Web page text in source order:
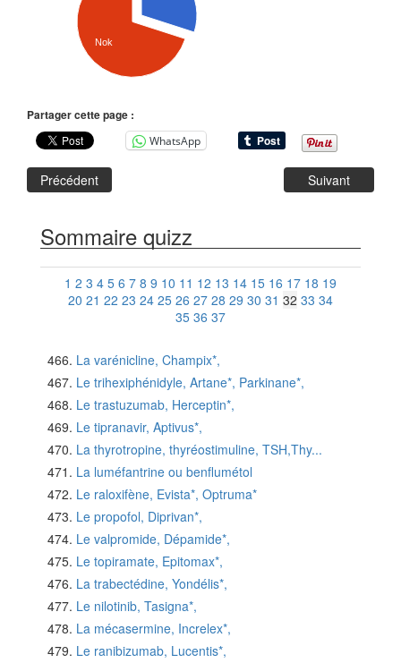
Nok
Partager cette page :
WhatsApp
Précédent Suivant
Sommaire quizz
1 2 3 4 5 6 7 8 9 10 11 12 13 14 15 16 17 18 19
20 21 22 23 24 25 26 27 28 29 30 31 32 33 34
35 36 37
La varénicline, Champix*,
Le trihexiphénidyle, Artane*, Parkinane*,
Le trastuzumab, Herceptin*,
Le tipranavir, Aptivus*,
La thyrotropine, thyréostimuline, TSH,Thy...
La luméfantrine ou benflumétol
Le raloxifène, Evista*, Optruma*
Le propofol, Diprivan*,
Le valpromide, Dépamide*,
Le topiramate, Epitomax*,
La trabectédine, Yondélis*,
Le nilotinib, Tasigna*,
La mécasermine, Increlex*,
Le ranibizumab, Lucentis*,